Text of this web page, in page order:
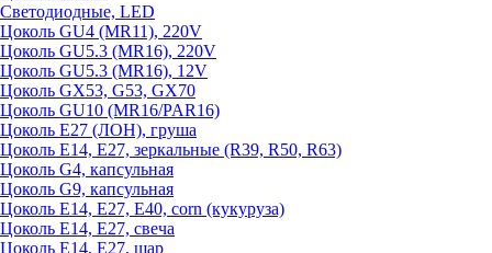
Светодиодные, LED
Цоколь GU4 (MR11), 220V
Цоколь GU5.3 (MR16), 220V
Цоколь GU5.3 (MR16), 12V
Цоколь GX53, G53, GX70
Цоколь GU10 (MR16/PAR16)
Цоколь Е27 (ЛОН), груша
Цоколь Е14, Е27, зеркальные (R39, R50, R63)
Цоколь G4, капсульная
Цоколь G9, капсульная
Цоколь Е14, Е27, Е40, corn (кукуруза)
Цоколь Е14, Е27, свеча
Цоколь Е14, Е27, шар